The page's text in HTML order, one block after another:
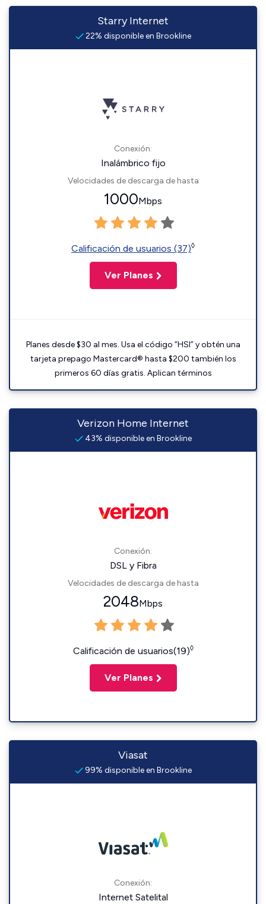
Starry Internet
22% disponible en Brookline
Conexión:
Inalámbrico fijo
Velocidades de descarga de hasta
1000Mbps
Calificación de usuarios (37)◊
Ver Planes
Planes desde $30 al mes. Usa el código “HSI” y obtén una
tarjeta prepago Mastercard® hasta $200 también los
primeros 60 días gratis. Aplican términos
Verizon Home Internet
43% disponible en Brookline
Conexión:
DSL y Fibra
Velocidades de descarga de hasta
2048Mbps
Calificación de usuarios(19)◊
Ver Planes
Viasat
99% disponible en Brookline
Conexión:
Internet Satelital